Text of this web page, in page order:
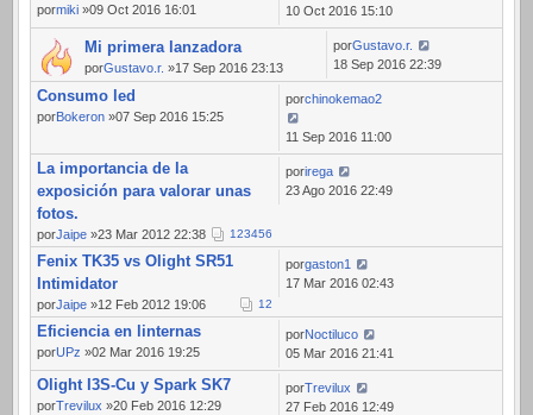
pormiki »09 Oct 2016 16:01
10 Oct 2016 15:10
Mi primera lanzadora
porGustavo.r. »17 Sep 2016 23:13
porGustavo.r.
18 Sep 2016 22:39
Consumo led
porBokeron »07 Sep 2016 15:25
porchinokemao2
11 Sep 2016 11:00
La importancia de la
exposición para valorar unas
fotos.
porJaipe »23 Mar 2012 22:38 123456
porirega
23 Ago 2016 22:49
Fenix TK35 vs Olight SR51
Intimidator
porJaipe »12 Feb 2012 19:06 12
porgaston1
17 Mar 2016 02:43
Eficiencia en linternas
porUPz »02 Mar 2016 19:25
porNoctiluco
05 Mar 2016 21:41
Olight I3S-Cu y Spark SK7
porTrevilux »20 Feb 2016 12:29
porTrevilux
27 Feb 2016 12:49